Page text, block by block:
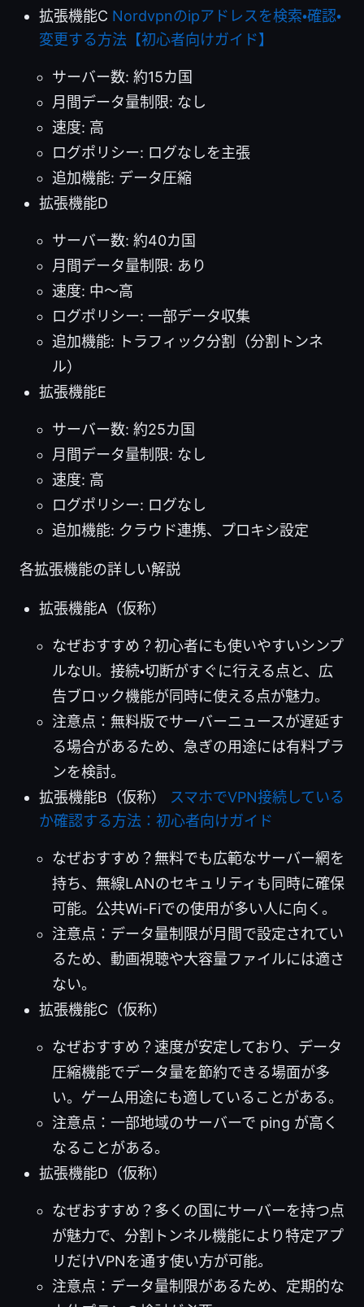
拡張機能C Nordvpnのipアドレスを検索・確認・
変更する方法【初心者向けガイド】
サーバー数: 約15カ国
月間データ量制限: なし
速度: 高
ログポリシー: ログなしを主張
追加機能: データ圧縮
拡張機能D
サーバー数: 約40カ国
月間データ量制限: あり
速度: 中〜高
ログポリシー: 一部データ収集
追加機能: トラフィック分割（分割トンネ
ル）
拡張機能E
サーバー数: 約25カ国
月間データ量制限: なし
速度: 高
ログポリシー: ログなし
追加機能: クラウド連携、プロキシ設定
各拡張機能の詳しい解説
拡張機能A（仮称）
なぜおすすめ？初心者にも使いやすいシンプ
ルなUI。接続・切断がすぐに行える点と、広
告ブロック機能が同時に使える点が魅力。
注意点：無料版でサーバーニュースが遅延す
る場合があるため、急ぎの用途には有料プラ
ンを検討。
拡張機能B（仮称）
スマホでVPN接続している
か確認する方法：初心者向けガイド
なぜおすすめ？無料でも広範なサーバー網を
持ち、無線LANのセキュリティも同時に確保
可能。公共Wi-Fiでの使用が多い人に向く。
注意点：データ量制限が月間で設定されてい
るため、動画視聴や大容量ファイルには適さ
ない。
拡張機能C（仮称）
なぜおすすめ？速度が安定しており、データ
圧縮機能でデータ量を節約できる場面が多
い。ゲーム用途にも適していることがある。
注意点：一部地域のサーバーで ping が高く
なることがある。
拡張機能D（仮称）
なぜおすすめ？多くの国にサーバーを持つ点
が魅力で、分割トンネル機能により特定アプ
リだけVPNを通す使い方が可能。
注意点：データ量制限があるため、定期的な